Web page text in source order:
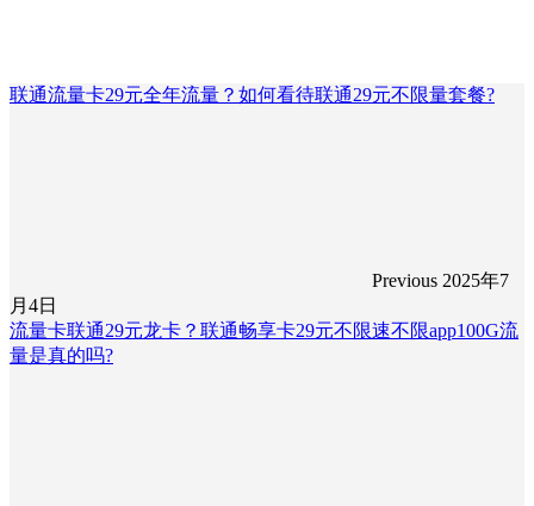
联通流量卡29元全年流量？如何看待联通29元不限量套餐?
Previous 2025年7
月4日
流量卡联通29元龙卡？联通畅享卡29元不限速不限app100G流
量是真的吗?